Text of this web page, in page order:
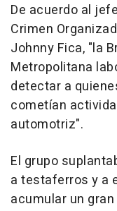
De acuerdo al
Crimen
Johnny Fica, "la
Metropolitana
detectar a
cometían
automotriz".
El grupo
a testaferros y a
acumular un